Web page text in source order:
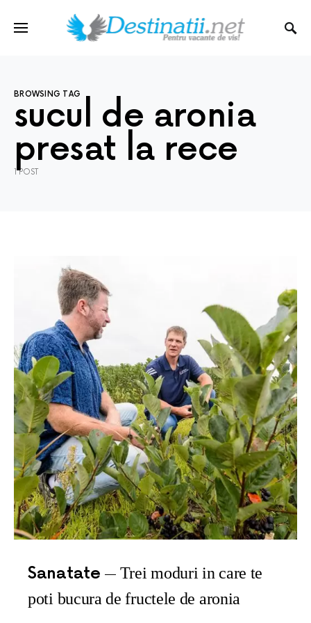
BROWSING TAG
sucul de aronia
presat la rece
1 POST
Sanatate
Trei moduri in care te
poti bucura de fructele de aronia